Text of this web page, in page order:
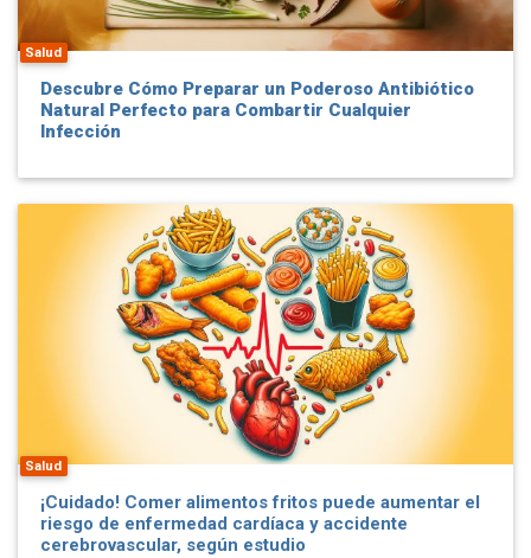
Salud
Descubre Cómo Preparar un Poderoso Antibiótico
Natural Perfecto para Combartir Cualquier
Infección
Salud
¡Cuidado! Comer alimentos fritos puede aumentar el
riesgo de enfermedad cardíaca y accidente
cerebrovascular, según estudio